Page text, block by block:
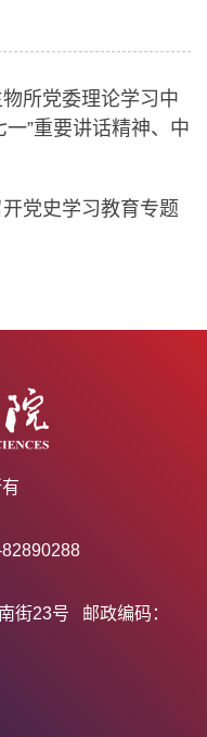
所党委理论学习中
”重要讲话精神、中
党史学习教育专题
街23号 邮政编码：